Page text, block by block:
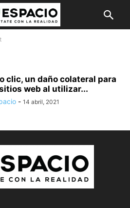
clic, un daño colateral para
web al utilizar...
- 14 abril, 2021